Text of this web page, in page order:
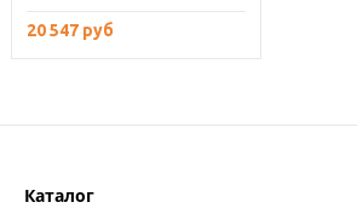
20 547 руб
Каталог